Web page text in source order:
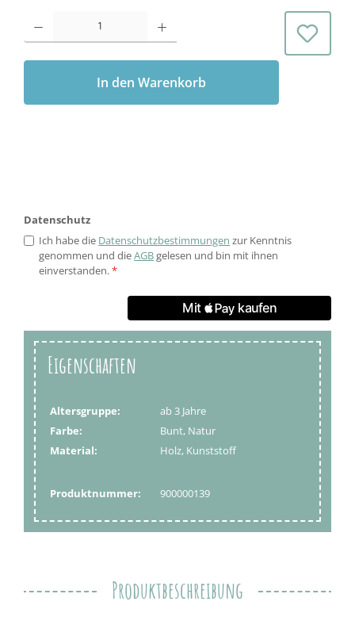
Produkt Anzahl: Gib den gewünschten Wert ein oder benutze die
In den Warenkorb
Datenschutz
Ich habe die Datenschutzbestimmungen zur Kenntnis
genommen und dieAGBgelesen und bin mit ihnen
einverstanden.*
Eigenschaften
Altersgruppe:
ab 3 Jahre
Farbe:
Bunt, Natur
Material:
Holz, Kunststoff
Produktnummer: 900000139
Produktbeschreibung